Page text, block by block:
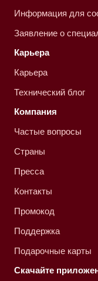
Информация для
Заявление о
Карьера
Карьера
Технический блог
Компания
Частые вопросы
Страны
Пресса
Контакты
Промокод
Поддержка
Подарочные карты
Скачайте